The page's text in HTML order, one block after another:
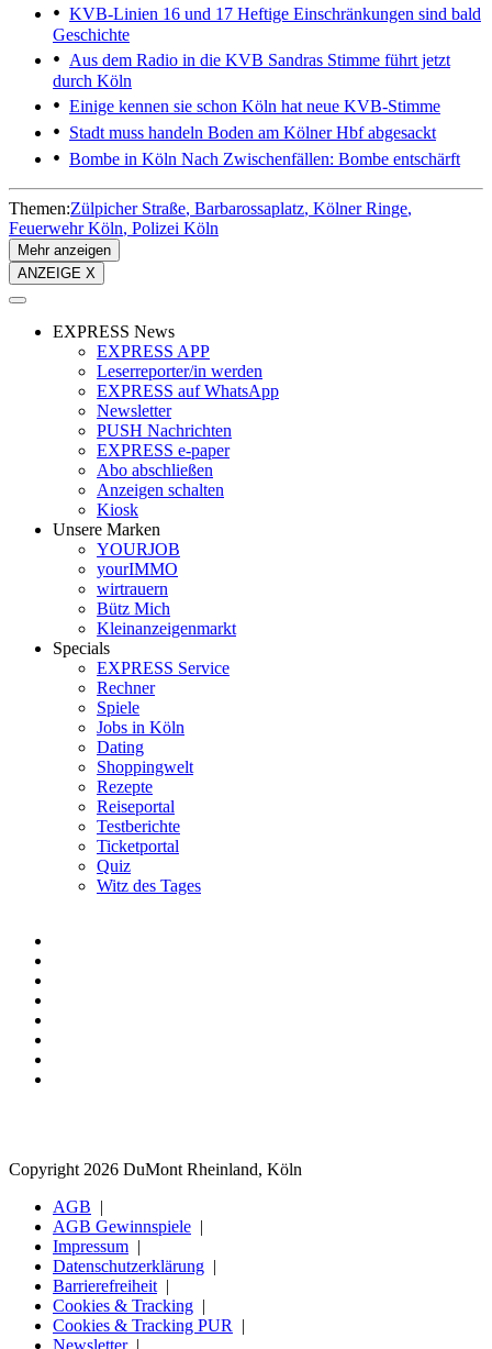
KVB-Linien 16 und 17 Heftige Einschränkungen sind bald
Geschichte
Aus dem Radio in die KVB Sandras Stimme führt jetzt
durch Köln
Einige kennen sie schon Köln hat neue KVB-Stimme
Stadt muss handeln Boden am Kölner Hbf abgesackt
Bombe in Köln Nach Zwischenfällen: Bombe entschärft
Themen:Zülpicher Straße Barbarossaplatz Kölner Ringe
Feuerwehr Köln Polizei Köln
Mehr anzeigen
ANZEIGE X
EXPRESS News
EXPRESS APP
Leserreporter/in werden
EXPRESS auf WhatsApp
Newsletter
PUSH Nachrichten
EXPRESS e-paper
Abo abschließen
Anzeigen schalten
Kiosk
Unsere Marken
YOURJOB
yourIMMO
wirtrauern
Bütz Mich
Kleinanzeigenmarkt
Specials
EXPRESS Service
Rechner
Spiele
Jobs in Köln
Dating
Shoppingwelt
Rezepte
Reiseportal
Testberichte
Ticketportal
Quiz
Witz des Tages
Copyright 2026 DuMont Rheinland, Köln
AGB
AGB Gewinnspiele
Impressum
Datenschutzerklärung
Barrierefreiheit
Cookies & Tracking
Cookies & Tracking PUR